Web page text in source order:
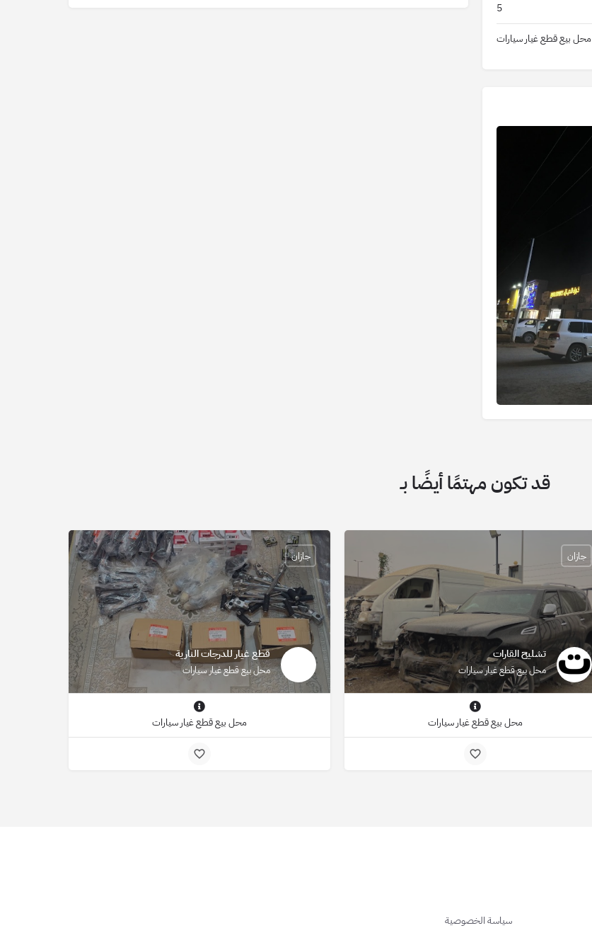
5
محل بيع قطع غيار سيارات
قد تكون مهتمًا أيضًا بـ
تشليح القارات
محل بيع قطع غيار سيارات
جازان
محل بيع قطع غيار سيارات
قطع غيار للدرجات النارية
محل بيع قطع غيار سيارات
جازان
محل بيع قطع غيار سيارات
سياسة الخصوصية